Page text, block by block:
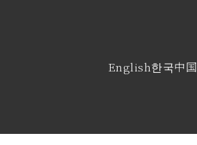
English한국中国